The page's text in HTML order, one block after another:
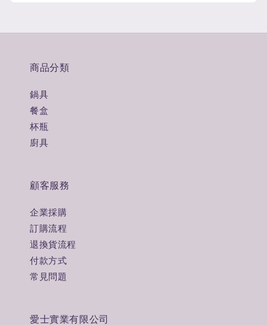
商品分類
鍋具
餐盒
杯瓶
廚具
顧客服務
企業採購
訂購流程
退換貨流程
付款方式
常見問題
愛士實業有限公司